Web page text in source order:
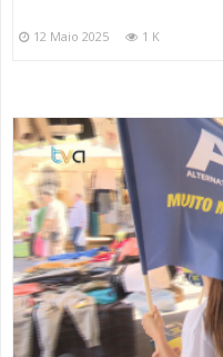
12 Maio 2025 1 K